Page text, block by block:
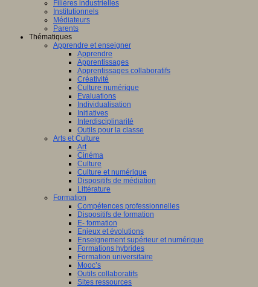
Filières industrielles
Institutionnels
Médiateurs
Parents
Thématiques
Apprendre et enseigner
Apprendre
Apprentissages
Apprentissages collaboratifs
Créativité
Culture numérique
Evaluations
Individualisation
Initiatives
Interdisciplinarité
Outils pour la classe
Arts et Culture
Art
Cinéma
Culture
Culture et numérique
Dispositifs de médiation
Littérature
Formation
Compétences professionnelles
Dispositifs de formation
E- formation
Enjeux et évolutions
Enseignement supérieur et numérique
Formations hybrides
Formation universitaire
Mooc’s
Outils collaboratifs
Sites ressources